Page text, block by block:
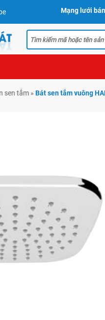
Mạng lưới
sen tắm » Bát sen tắm vuông